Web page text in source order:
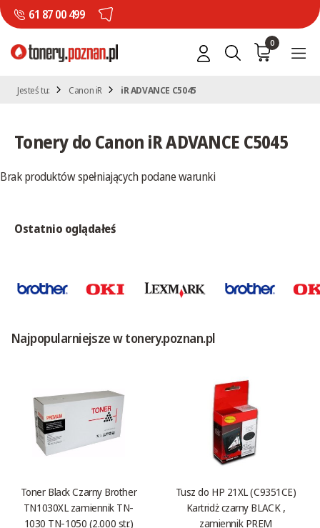
61 87 00 499
0
Jesteś tu: Canon iR iR ADVANCE C5045
Tonery do Canon iR ADVANCE C5045
Brak produktów spełniających podane warunki
Ostatnio oglądałeś
Najpopularniejsze w tonery.poznan.pl
Toner Black Czarny Brother
TN1030XL zamiennik TN-
1030 TN-1050 (2.000 str.)
Tusz do HP 21XL (C9351CE)
Kartridż czarny BLACK ,
zamiennik PREM